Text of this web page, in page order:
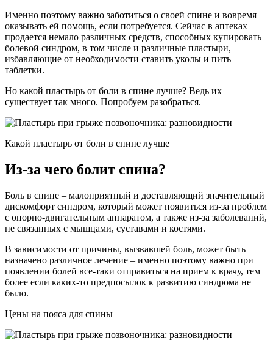
Именно поэтому важно заботиться о своей спине и вовремя
оказывать ей помощь, если потребуется. Сейчас в аптеках
продается немало различных средств, способных купировать
болевой синдром, в том числе и различные пластыри,
избавляющие от необходимости ставить уколы и пить
таблетки.
Но какой пластырь от боли в спине лучше? Ведь их
существует так много. Попробуем разобраться.
Какой пластырь от боли в спине лучше
Из-за чего болит спина?
Боль в спине – малоприятный и доставляющий значительный
дискомфорт синдром, который может появиться из-за проблем
с опорно-двигательным аппаратом, а также из-за заболеваний,
не связанных с мышцами, суставами и костями.
В зависимости от причины, вызвавшей боль, может быть
назначено различное лечение – именно поэтому важно при
появлении болей все-таки отправиться на прием к врачу, тем
более если каких-то предпосылок к развитию синдрома не
было.
Цены на пояса для спины